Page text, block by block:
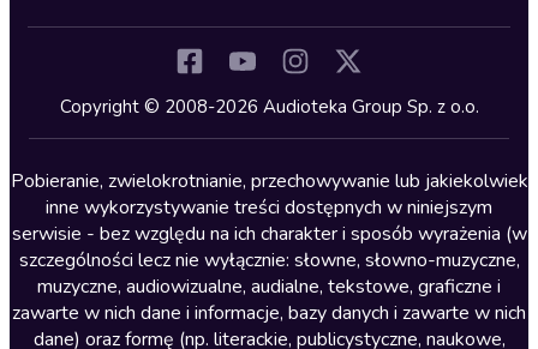
Kryminały
Lektury szkolne
Literatura anglojęzyczna
Literatura faktu
Literatura obyczajowa
Literatura piękna obca
Copyright © 2008-2026 Audioteka Group Sp. z o.o.
Pobieranie, zwielokrotnianie, przechowywanie lub jakiekolwiek
inne wykorzystywanie treści dostępnych w niniejszym
serwisie - bez względu na ich charakter i sposób wyrażenia (w
szczególności lecz nie wyłącznie: słowne, słowno-muzyczne,
muzyczne, audiowizualne, audialne, tekstowe, graficzne i
zawarte w nich dane i informacje, bazy danych i zawarte w nich
dane) oraz formę (np. literackie, publicystyczne, naukowe,